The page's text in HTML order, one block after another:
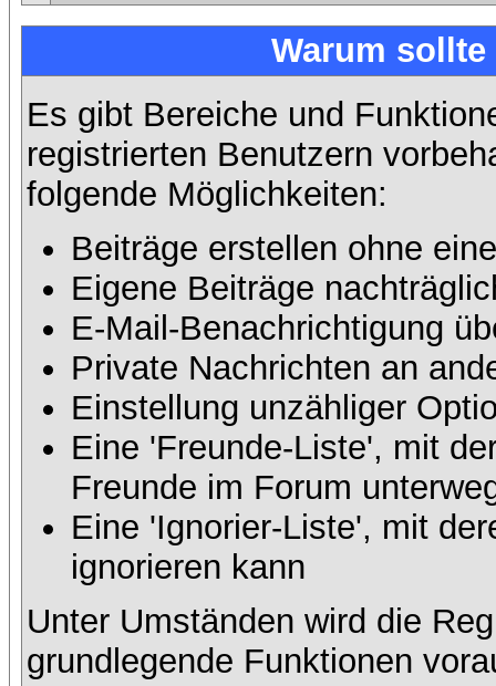
Warum
Es gibt Bereiche und
registrierten Benutzern
folgende Möglichkeiten:
Beiträge erstellen ohne
Eigene Beiträge
E-Mail-Benachrichtigung
Private Nachrichten an
Einstellung unzähliger
Eine 'Freunde-Liste', mit
Freunde im Forum
Eine 'Ignorier-Liste', mit
ignorieren kann
Unter Umständen wird die
grundlegende Funktionen